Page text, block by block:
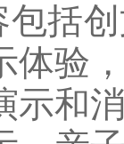
包括
体验
示和